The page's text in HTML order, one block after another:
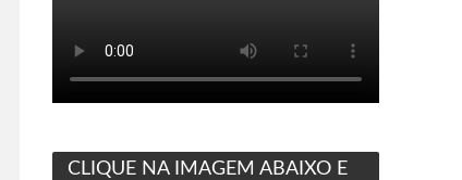
CLIQUE NA IMAGEM ABAIXO E